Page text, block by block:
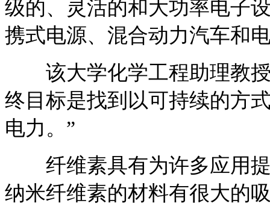
级的、灵活的和大功率电子
携式电源、混合动力汽车和
该大学化学工程助理教授
终目标是找到以可持续的方
电力。”
纤维素具有为许多应用提
纳米纤维素的材料有很大的